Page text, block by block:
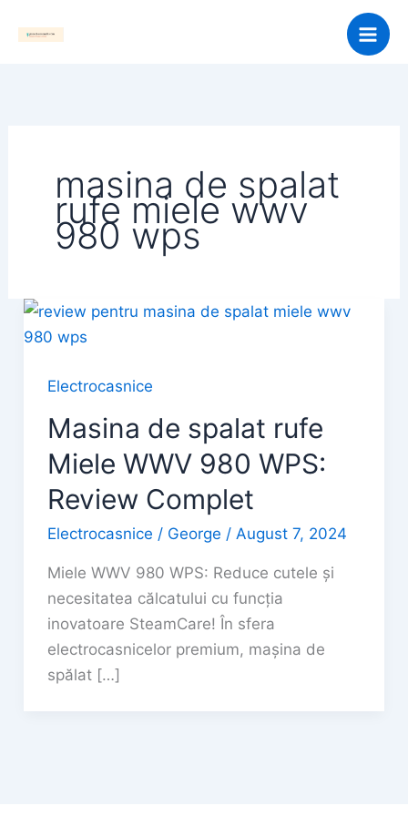
masina de spalat
rufe miele wwv
980 wps
Electrocasnice
Masina de spalat rufe
Miele WWV 980 WPS:
Review Complet
Electrocasnice / George / August 7, 2024
Miele WWV 980 WPS: Reduce cutele și
necesitatea călcatului cu funcția
inovatoare SteamCare! În sfera
electrocasnicelor premium, mașina de
spălat […]